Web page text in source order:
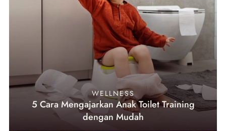
WELLNESS
5 Cara Mengajarkan Anak Toilet Training
dengan Mudah